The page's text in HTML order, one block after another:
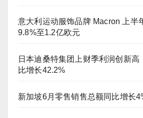
意大利运动服饰品牌 Macron 上半
9.8%至1.2亿欧元
日本迪桑特集团上财季利润创新高
比增长42.2%
新加坡6月零售销售总额同比增长